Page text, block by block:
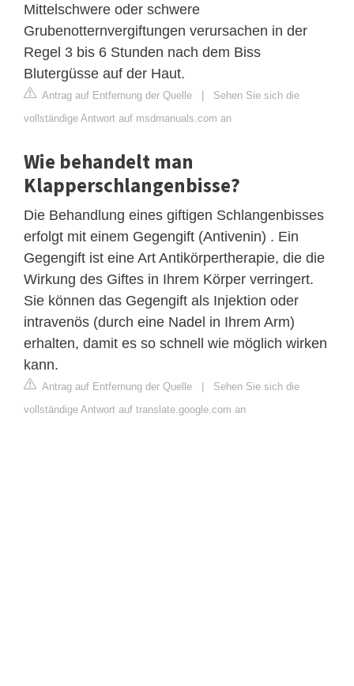
Mittelschwere oder schwere
Grubenotternvergiftungen verursachen in der
Regel 3 bis 6 Stunden nach dem Biss
Blutergüsse auf der Haut.
Antrag auf Entfernung der Quelle | Sehen Sie sich die
vollständige Antwort auf msdmanuals.com an
Wie behandelt man
Klapperschlangenbisse?
Die Behandlung eines giftigen Schlangenbisses
erfolgt mit einem Gegengift (Antivenin) . Ein
Gegengift ist eine Art Antikörpertherapie, die die
Wirkung des Giftes in Ihrem Körper verringert.
Sie können das Gegengift als Injektion oder
intravenös (durch eine Nadel in Ihrem Arm)
erhalten, damit es so schnell wie möglich wirken
kann.
Antrag auf Entfernung der Quelle | Sehen Sie sich die
vollständige Antwort auf translate.google.com an